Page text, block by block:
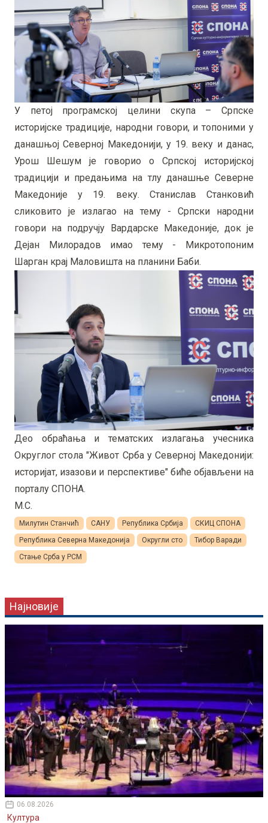
У петој програмској целини скупа – Српске
историјске традиције, народни говори, и топоними у
данашњој Северној Македонији, у 19. веку и данас,
Урош Шешум је говорио о Српској историјској
традицији и предањима на тлу данашње Северне
Македоније у 19. веку. Станислав Станковић
сликовито је излагао на тему - Српски народни
говори на подручју Вардарске Македоније, док је
Дејан Милорадов имао тему - Микротопоним
Шарган крај Маловишта на планини Баби.
Део обраћања и тематских излагања учесника
Округлог стола "Живот Срба у Северној Македонији:
историјат, изазови и перспективе" биће објављени на
порталу СПОНА.
М.С.
Милутин Станчић САНУ Република Србија
СКИЦ СПОНА
Република Северна Македонија
Округли сто
Тибор Варади
Стање Срба у РСМ
Најновије
06.08.2026
Култура